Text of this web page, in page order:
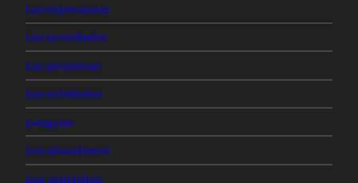
Las esperanzas
Las novedades
Las promesas
Las soledades
Lenguas
Los abandonos
Los caprichos